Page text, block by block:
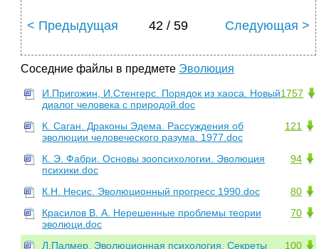
< Предыдущая 42 / 59 Следующая >
Соседние файлы в предмете Эволюция
1757
И.Пригожин, И.Стенгерс. Порядок из хаоса. Новый
диалог человека с природой.doc
121
К. Саган. Драконы Эдема. Рассуждения об
эволюции человеческого разума. 1977.doc
94
К. Э. Фабри. Основы зоопсихологии. Эволюция
психики.doc
80
К.Н. Несис. Эволюционный прогресс 1990.doc
70
Красилов В. А. Нерешенные проблемы теории
эволюци.doc
100
Л.Палмер. Эволюционная психология. Секреты